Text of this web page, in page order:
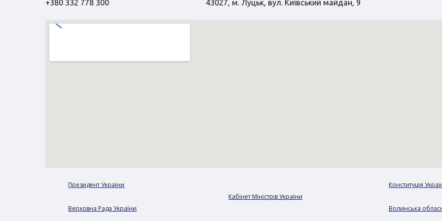
+380 332 778 300 43027, м. Луцьк, вул. Київський майдан, 9
Президент України
Верховна Рада України
Кабінет Міністрів України
Конституція
Волинська